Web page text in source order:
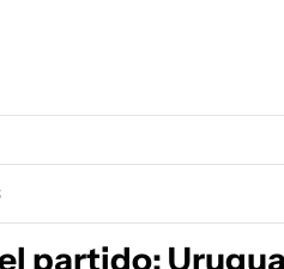
partido: